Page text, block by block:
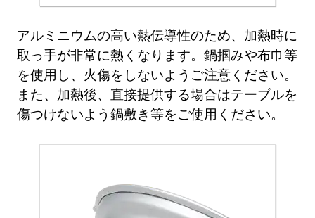
アルミニウムの高い熱伝導性のため、加熱時に
取っ手が非常に熱くなります。鍋掴みや布巾等
を使用し、火傷をしないようご注意ください。
また、加熱後、直接提供する場合はテーブルを
傷つけないよう鍋敷き等をご使用ください。